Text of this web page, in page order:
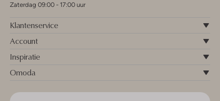
Zaterdag 09:00 - 17:00 uur
Klantenservice
Account
Inspiratie
Omoda